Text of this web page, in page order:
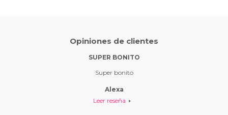
Opiniones de clientes
SUPER BONITO
Super bonito
Alexa
Leer reseña